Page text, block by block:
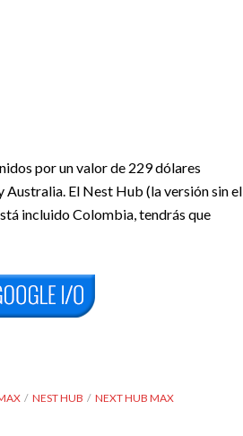
por un valor de 229 dólares
Australia. El Nest Hub (la versión sin el
incluido Colombia, tendrás que
NEST HUB NEXT HUB MAX